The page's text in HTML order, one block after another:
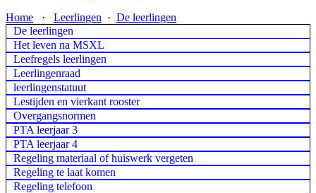
Home · Leerlingen · De leerlingen
De leerlingen
Het leven na MSXL
Leefregels leerlingen
Leerlingenraad
leerlingenstatuut
Lestijden en vierkant rooster
Overgangsnormen
PTA leerjaar 3
PTA leerjaar 4
Regeling materiaal of huiswerk vergeten
Regeling te laat komen
Regeling telefoon